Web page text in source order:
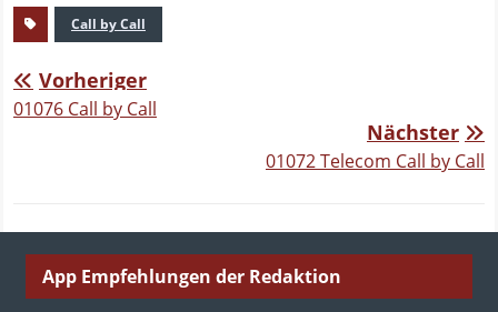
Call by Call
Vorheriger
01076 Call by Call
Nächster
01072 Telecom Call by Call
App Empfehlungen der Redaktion